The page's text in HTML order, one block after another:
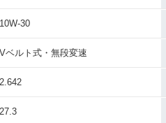
10W-30
Vベルト式・無段変速
2.642
27.3